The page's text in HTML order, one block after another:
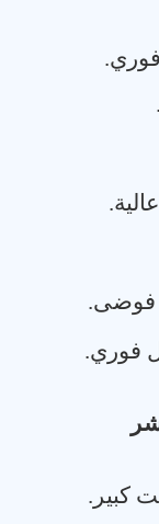
.
.
.
فوضى.
فوري.
كبير .